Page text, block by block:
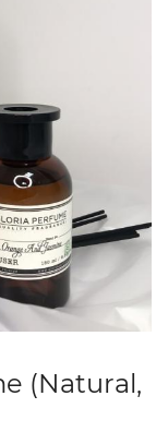
(Natural,